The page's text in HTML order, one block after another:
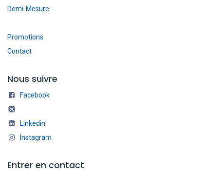
Demi-Mesure
Promotions
Contact
Nous suivre
Facebook
Linkedin
Instagram
Entrer en contact